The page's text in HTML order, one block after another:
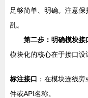
足够简单、明确。注意
乱。
第二步：明确模块接
模块化的核心在于接口设
标注接口 ：在模块连线
件或API名称。